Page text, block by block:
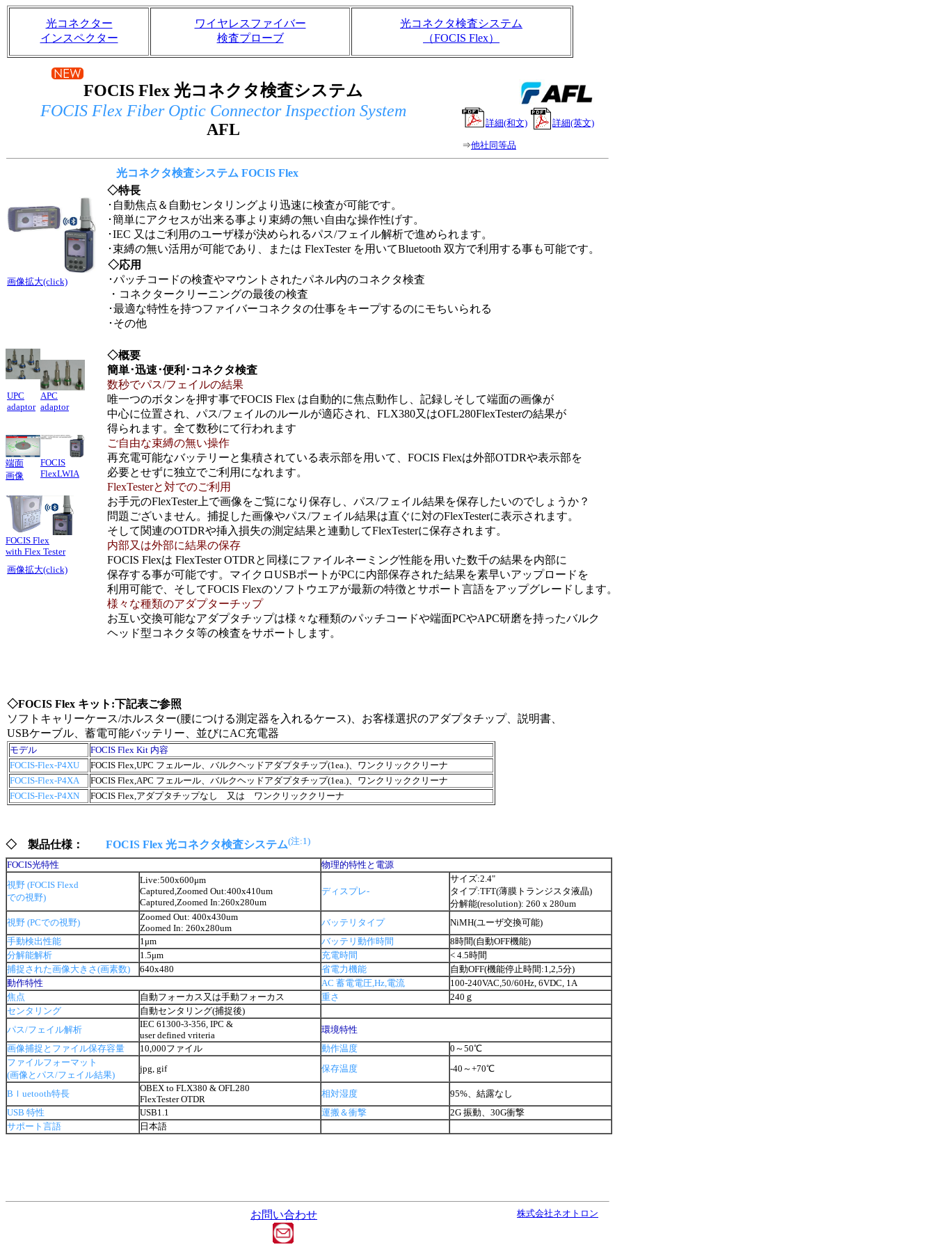
光コネクター
インスペクター
ワイヤレスファイバー
検査プローブ
光コネクタ検査システム
（FOCIS Flex）
FOCIS Flex 光コネクタ検査システム
FOCIS Flex Fiber Optic Connector Inspection System
AFL
詳細(和文) 詳細(英文)
⇒他社同等品
光コネクタ検査システム FOCIS Flex
◇特長
･自動焦点＆自動センタリングより迅速に検査が可能です。
･簡単にアクセスが出来る事より束縛の無い自由な操作性げす。
･IEC 又はご利用のユーザ様が決められるパス/フェイル解析で進められます。
･束縛の無い活用が可能であり、または FlexTester を用いてBluetooth 双方で利用する事も可能です。
◇応用
･パッチコードの検査やマウントされたパネル内のコネクタ検査
・コネクタークリーニングの最後の検査
･最適な特性を持つファイバーコネクタの仕事をキープするのにモちいられる
･その他
画像拡大(click)
◇概要
簡単･迅速･便利･コネクタ検査
数秒でパス/フェイルの結果
唯一つのボタンを押す事でFOCIS Flex は自動的に焦点動作し、記録しそして端面の画像が
中心に位置され、パス/フェイルのルールが適応され、FLX380又はOFL280FlexTesterの結果が
得られます。全て数秒にて行われます
ご自由な束縛の無い操作
再充電可能なバッテリーと集積されている表示部を用いて、FOCIS Flexは外部OTDRや表示部を
必要とせずに独立でご利用になれます。
FlexTesterと対でのご利用
お手元のFlexTester上で画像をご覧になり保存し、パス/フェイル結果を保存したいのでしょうか？
問題ございません。捕捉した画像やパス/フェイル結果は直ぐに対のFlexTesterに表示されます。
そして関連のOTDRや挿入損失の測定結果と連動してFlexTesterに保存されます。
内部又は外部に結果の保存
FOCIS Flexは FlexTester OTDRと同様にファイルネーミング性能を用いた数千の結果を内部に
保存する事が可能です。マイクロUSBポートがPCに内部保存された結果を素早いアップロードを
利用可能で、そしてFOCIS Flexのソフトウエアが最新の特徴とサポート言語をアップグレードします。
様々な種類のアダプターチップ
お互い交換可能なアダプタチップは様々な種類のパッチコードや端面PCやAPC研磨を持ったバルク
ヘッド型コネクタ等の検査をサポートします。
UPC
adaptor
APC
adaptor
端面
画像
FOCIS
FlexLWIA
FOCIS Flex
with Flex Tester
画像拡大(click)
◇FOCIS Flex キット:下記表ご参照
ソフトキャリーケース/ホルスター(腰につける測定器を入れるケース)、お客様選択のアダプタチップ、説明書、
USBケーブル、蓄電可能バッテリー、並びにAC充電器
モデル
FOCIS Flex Kit 内容
FOCIS-Flex-P4XU
FOCIS Flex,UPC フェルール、バルクヘッドアダプタチップ(1ea.)、ワンクリッククリーナ
FOCIS-Flex-P4XA
FOCIS Flex,APC フェルール、バルクヘッドアダプタチップ(1ea.)、ワンクリッククリーナ
FOCIS-Flex-P4XN
FOCIS Flex,アダプタチップなし 又は ワンクリッククリーナ
◇ 製品仕様： FOCIS Flex 光コネクタ検査システム(注:1)
FOCIS光特性
物理的特性と電源
視野 (FOCIS Flexd
での視野)
Live:500x600μm
Captured,Zoomed Out:400x410um
Captured,Zoomed In:260x280um
ディスプレ-
サイズ:2.4"
タイプ:TFT(薄膜トランジスタ液晶)
分解能(resolution): 260 x 280um
視野 (PCでの視野)
Zoomed Out: 400x430um
Zoomed In: 260x280um
バッテリタイプ
NiMH(ユーザ交換可能)
手動検出性能
1μm バッテリ動作時間
8時間(自動OFF機能)
分解能解析
1.5μm 充電時間
< 4.5時間
捕捉された画像大きさ(画素数)
640x480 省電力機能
自動OFF(機能停止時間:1,2,5分)
動作特性
AC 蓄電電圧,Hz,電流
100-240VAC,50/60Hz, 6VDC, 1A
焦点
自動フォーカス又は手動フォーカス 重さ
240ｇ
センタリング
自動センタリング(捕捉後)
パス/フェイル解析
IEC 61300-3-356, IPC &
user defined vriteria
環境特性
画像捕捉とファイル保存容量
10,000ファイル 動作温度
0～50℃
ファイルフォーマット
(画像とパス/フェイル結果)
jpg, gif 保存温度 -40～+70℃
Bｌuetooth特長
OBEX to FLX380 & OFL280
FlexTester OTDR
相対湿度
95%、結露なし
USB 特性
USB1.1 運搬＆衝撃
2G 振動、30G衝撃
サポート言語
日本語
株式会社ネオトロン
お問い合わせ